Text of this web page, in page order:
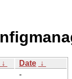
↓ Date ↓
-